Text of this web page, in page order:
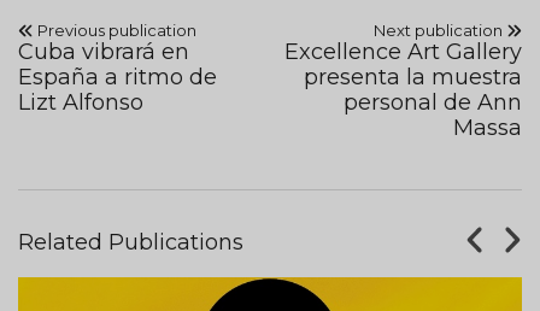
Previous publication
Cuba vibrará en
España a ritmo de
Lizt Alfonso
Next publication
Excellence Art Gallery
presenta la muestra
personal de Ann
Massa
Related Publications